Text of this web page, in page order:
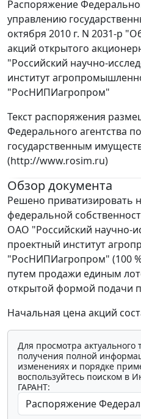
Распоряжение
управлению
октября 2010 г. N 2031-р
акций открытого
"Российский научно-
институт
"РосНИПИагропром"
Текст распоряжения
Федерального агентства
государственным
(http://www.rosim.ru)
Обзор документа
Решено приватизировать
федеральной
ОАО "Российский научно-
проектный институт
"РосНИПИагропром" (100 %
путем продажи единым
открытой формой подачи
Начальная цена акций
Для просмотра актуального
получения полной
изменениях и порядке
воспользуйтесь поиском в
ГАРАНТ: